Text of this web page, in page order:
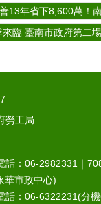
13年省下8,600萬！
來臨 臺南市政府第二
勞工局
話：06-2982331｜
華市政中心)
話：06-6322231(分機